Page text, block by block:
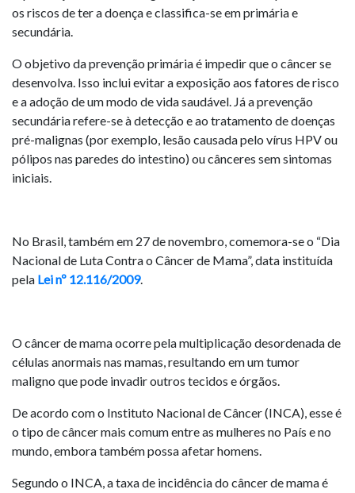
os riscos de ter a doença e classifica-se em primária e
secundária.
O objetivo da prevenção primária é impedir que o câncer se
desenvolva. Isso inclui evitar a exposição aos fatores de risco
e a adoção de um modo de vida saudável. Já a prevenção
secundária refere-se à detecção e ao tratamento de doenças
pré-malignas (por exemplo, lesão causada pelo vírus HPV ou
pólipos nas paredes do intestino) ou cânceres sem sintomas
iniciais.
No Brasil, também em 27 de novembro, comemora-se o “Dia
Nacional de Luta Contra o Câncer de Mama”, data instituída
pela Lei nº 12.116/2009.
O câncer de mama ocorre pela multiplicação desordenada de
células anormais nas mamas, resultando em um tumor
maligno que pode invadir outros tecidos e órgãos.
De acordo com o Instituto Nacional de Câncer (INCA), esse é
o tipo de câncer mais comum entre as mulheres no País e no
mundo, embora também possa afetar homens.
Segundo o INCA, a taxa de incidência do câncer de mama é